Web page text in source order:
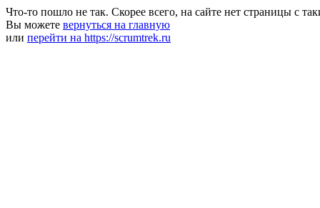
Что-то пошло не так. Скорее всего, на сайте нет страницы с
Вы можете вернуться на главную
или перейти на https://scrumtrek.ru